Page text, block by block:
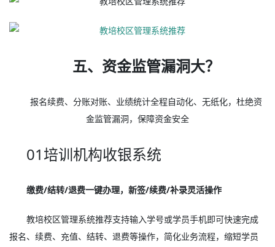
五、资金监管漏洞大？
报名续费、分账对账、业绩统计全程自动化、无纸化，杜绝资
金监管漏洞，保障资金安全
01培训机构收银系统
缴费/结转/退费一键办理，新签/续费/补录灵活操作
教培校区管理系统推荐支持输入学号或学员手机即可快速完成
报名、续费、充值、结转、退费等操作，简化业务流程，缩短学员